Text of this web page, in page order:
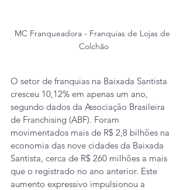
MC Franqueadora - Franquias de Lojas de
Colchão
O setor de franquias na Baixada Santista
cresceu 10,12% em apenas um ano,
segundo dados da Associação Brasileira
de Franchising (ABF). Foram
movimentados mais de R$ 2,8 bilhões na
economia das nove cidades da Baixada
Santista, cerca de R$ 260 milhões a mais
que o registrado no ano anterior. Este
aumento expressivo impulsionou a